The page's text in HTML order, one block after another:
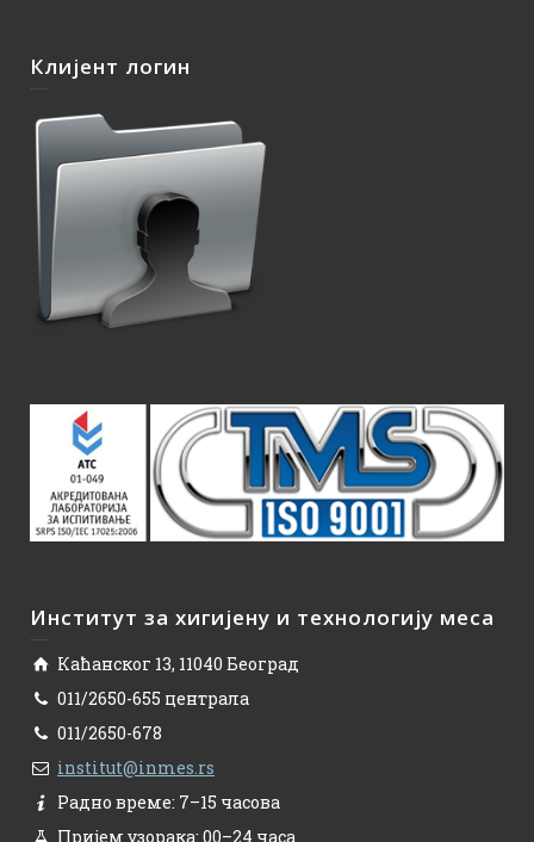
Клијент логин
Институт за хигијену и технологију меса
Каћанског 13, 11040 Београд
011/2650-655 централа
011/2650-678
institut@inmes.rs
Радно време: 7–15 часова
Пријем узорака: 00–24 часа